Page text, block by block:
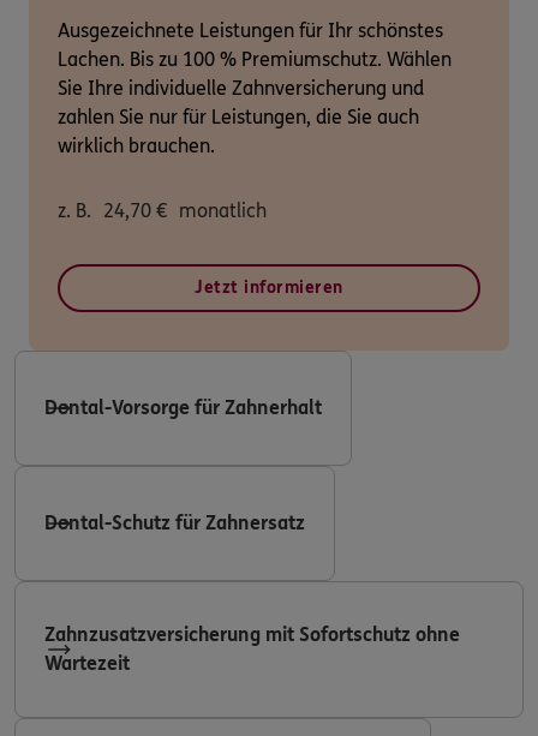
Ausgezeichnete Leistungen für Ihr schönstes
Lachen. Bis zu 100 % Premiumschutz. Wählen
Sie Ihre individuelle Zahnversicherung und
zahlen Sie nur für Leistungen, die Sie auch
wirklich brauchen.
z. B. 24,70 € monatlich
Jetzt informieren
Dental-Vorsorge für Zahnerhalt
Dental-Schutz für Zahnersatz
Zahnzusatzversicherung mit Sofortschutz ohne
Wartezeit